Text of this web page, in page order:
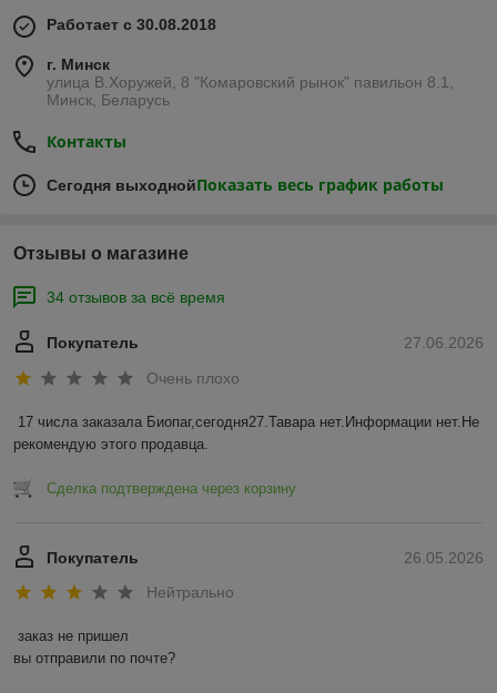
Работает с 30.08.2018
г. Минск
улица В.Хоружей, 8 "Комаровский рынок" павильон 8.1,
Минск, Беларусь
Контакты
Сегодня выходнойПоказать весь график работы
Отзывы о магазине
34 отзывов за всё время
27.06.2026
Покупатель
Очень плохо
17 числа заказала Биопаг,сегодня27.Тавара нет.Информации нет.Не
рекомендую этого продавца.
Сделка подтверждена через корзину
26.05.2026
Покупатель
Нейтрально
заказ не пришел
вы отправили по почте?